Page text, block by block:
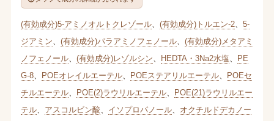
(有効成分)5-アミノオルトクレゾール、 (有効成分)トルエン-2、 5-
ジアミン
(有効成分)パラアミノフェノール、 (有効成分)メタアミ
ノフェノール、 (有効成分)レゾルシン HEDTA・3Na2水塩
PE
G-8、 POEオレイルエーテル、 POEステアリルエーテル、 POEセ
チルエーテル、 POE(2)ラウリルエーテル、 POE(21)ラウリルエー
テル、 アスコルビン酸 イソプロパノール、 オクチルドデカノー